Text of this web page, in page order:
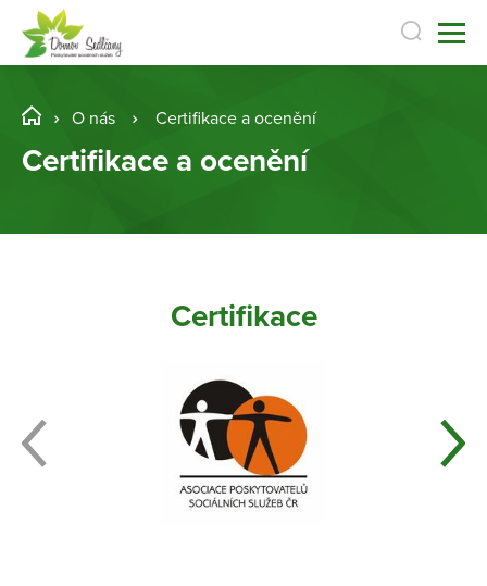
O nás Certifikace a ocenění
Certifikace a ocenění
Certifikace